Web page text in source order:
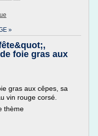
»
foie gras aux
gras aux cêpes, sa
vin rouge corsé.
thème